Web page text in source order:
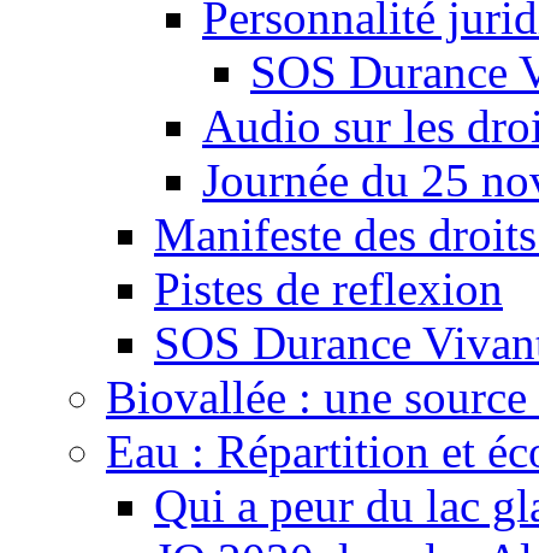
Personnalité
SOS Durance
Audio sur les
Journée du 25
Manifeste des
Pistes de reflexion
SOS Durance
Biovallée : une
Eau : Répartition et
Qui a peur du lac